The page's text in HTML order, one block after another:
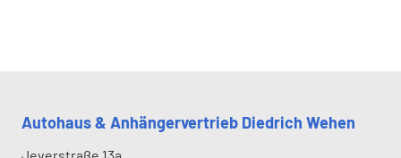
Autohaus & Anhängervertrieb Diedrich Wehen
Jeverstraße 13a